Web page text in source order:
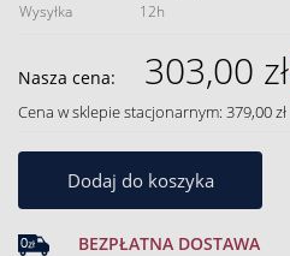
Wysyłka
12h
Nasza cena: 303,00 zł
Cena w sklepie stacjonarnym: 379,00 zł
Dodaj do koszyka
BEZPŁATNA DOSTAWA